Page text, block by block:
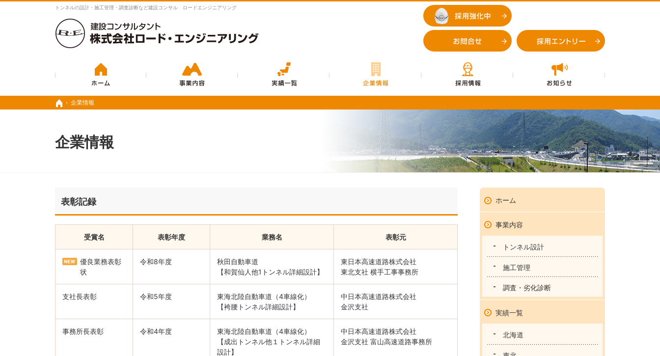
ホーム
企業情報
企業情報
豊富な実績と経験で、さまざまな業務に対応いたします。
トンネルの設計・施工管理・調査診断など建設コンサル ロードエンジニアリング
表彰記録
受賞名 表彰年度 業務名 表彰元
優良業務表彰
状
令和8年度
秋田自動車道
【和賀仙人他1トンネル詳細設計】
東日本高速道路株式会社
東北支社 横手工事事務所
支社長表彰 令和5年度
東海北陸自動車道（4車線化）
【袴腰トンネル詳細設計】
中日本高速道路株式会社
金沢支社
事務所長表彰 令和4年度
東海北陸自動車道（4車線化）
【成出トンネル他１トンネル詳細
設計】
中日本高速道路株式会社
金沢支社 富山高速道路事務所
ホーム
事業内容
トンネル設計
施工管理
調査・劣化診断
実績一覧
北海道
お問合せ
ホーム
企業情報